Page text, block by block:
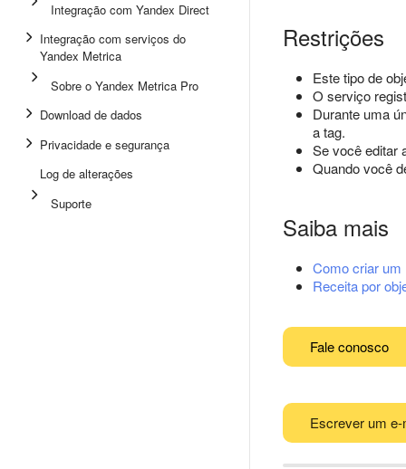
Integração com Yandex Direct
Integração com serviços do
Yandex Metrica
Sobre o Yandex Metrica Pro
Download de dados
Privacidade e segurança
Log de alterações
Suporte
Restrições
Este tipo de
O serviço
Durante uma
a tag.
Se você editar
Quando você
Saiba mais
Como criar um
Receita por
Fale conosco
Escrever um e-